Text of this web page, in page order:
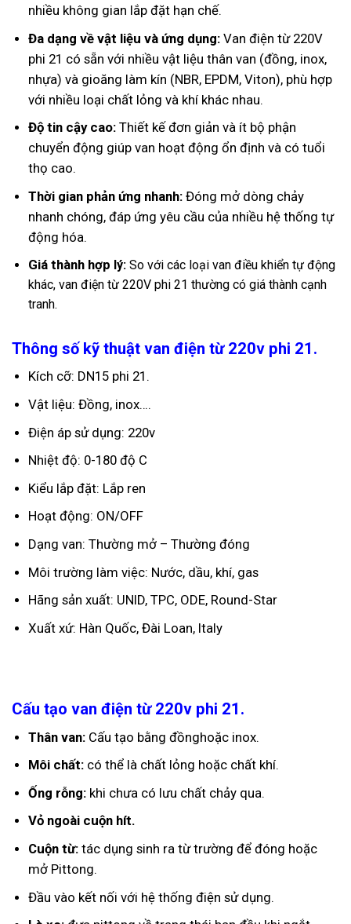
nhiều không gian lắp đặt hạn chế.
Đa dạng về vật liệu và ứng dụng:Van điện từ 220V
phi 21 có sẵn với nhiều vật liệu thân van (đồng, inox,
nhựa) và gioăng làm kín (NBR, EPDM, Viton), phù hợp
với nhiều loại chất lỏng và khí khác nhau.
Độ tin cậy cao:Thiết kế đơn giản và ít bộ phận
chuyển động giúp van hoạt động ổn định và có tuổi
thọ cao.
Thời gian phản ứng nhanh:Đóng mở dòng chảy
nhanh chóng, đáp ứng yêu cầu của nhiều hệ thống tự
động hóa.
Giá thành hợp lý:So với các loại van điều khiển tự động
khác, van điện từ 220V phi 21 thường có giá thành cạnh
tranh.
Thông số kỹ thuật van điện từ 220v phi 21.
Kích cỡ: DN15 phi 21.
Vật liệu: Đồng, inox….
Điện áp sử dụng: 220v
Nhiệt độ: 0-180 độ C
Kiểu lắp đặt: Lắp ren
Hoạt động: ON/OFF
Dạng van: Thường mở – Thường đóng
Môi trường làm việc: Nước, dầu, khí, gas
Hãng sản xuất: UNID, TPC, ODE, Round-Star
Xuất xứ: Hàn Quốc, Đài Loan, Italy
Cấu tạo van điện từ 220v phi 21.
Thân van:Cấu tạo bằng đồnghoặc inox.
Môi chất:có thể là chất lỏng hoặc chất khí.
Ống rỗng:khi chưa có lưu chất chảy qua.
Vỏ ngoài cuộn hít.
Cuộn từ:tác dụng sinh ra từ trường để đóng hoặc
mở Pittong.
Đầu vào kết nối với hệ thống điện sử dụng.